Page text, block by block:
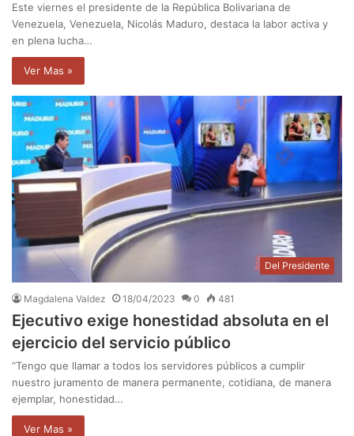
Este viernes el presidente de la República Bolivariana de
Venezuela, Venezuela, Nicolás Maduro, destaca la labor activa y
en plena lucha…
Ver Mas »
Del Presidente
Magdalena Valdez 18/04/2023 0 481
Ejecutivo exige honestidad absoluta en el
ejercicio del servicio público
“Tengo que llamar a todos los servidores públicos a cumplir
nuestro juramento de manera permanente, cotidiana, de manera
ejemplar, honestidad…
Ver Mas »